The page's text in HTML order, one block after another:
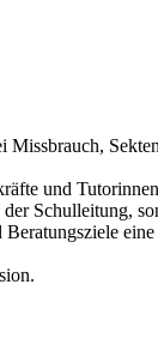
und
Schulleitung,